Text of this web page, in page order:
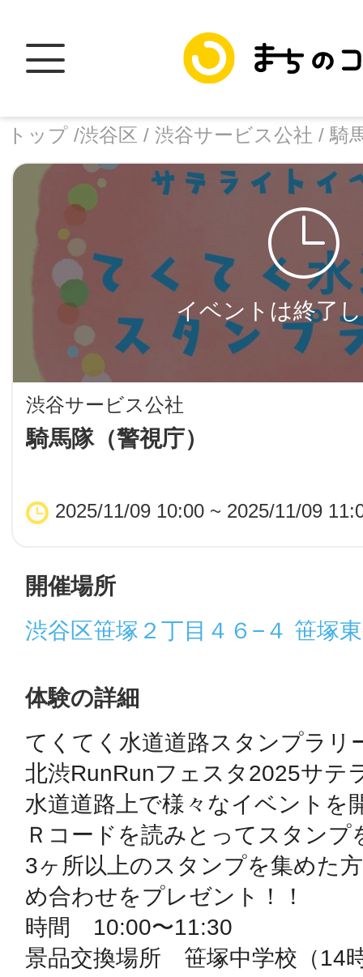
トップ /渋谷区 / 渋谷サービス公社 / 騎
イベントは終了
渋谷サービス公社
騎馬隊（警視庁）
2025/11/09 10:00 ~ 2025/11/09
LINE
開催場所
渋谷区笹塚２丁目４６−４ 笹塚
体験の詳細
てくてく水道道路スタンプラリ
北渋RunRunフェスタ2025サテ
水道道路上で様々なイベントを
Ｒコードを読みとってスタンプ
3ヶ所以上のスタンプを集めた
め合わせをプレゼント！！
時間　10:00〜11:30
景品交換場所　笹塚中学校（14
トップ
加盟スポットに
地域に導入を
鴻巣
池袋